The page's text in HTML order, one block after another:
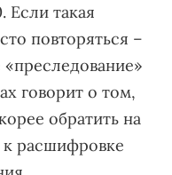
Если такая
повторяться –
говорит о том,
обратить на
расшифровке